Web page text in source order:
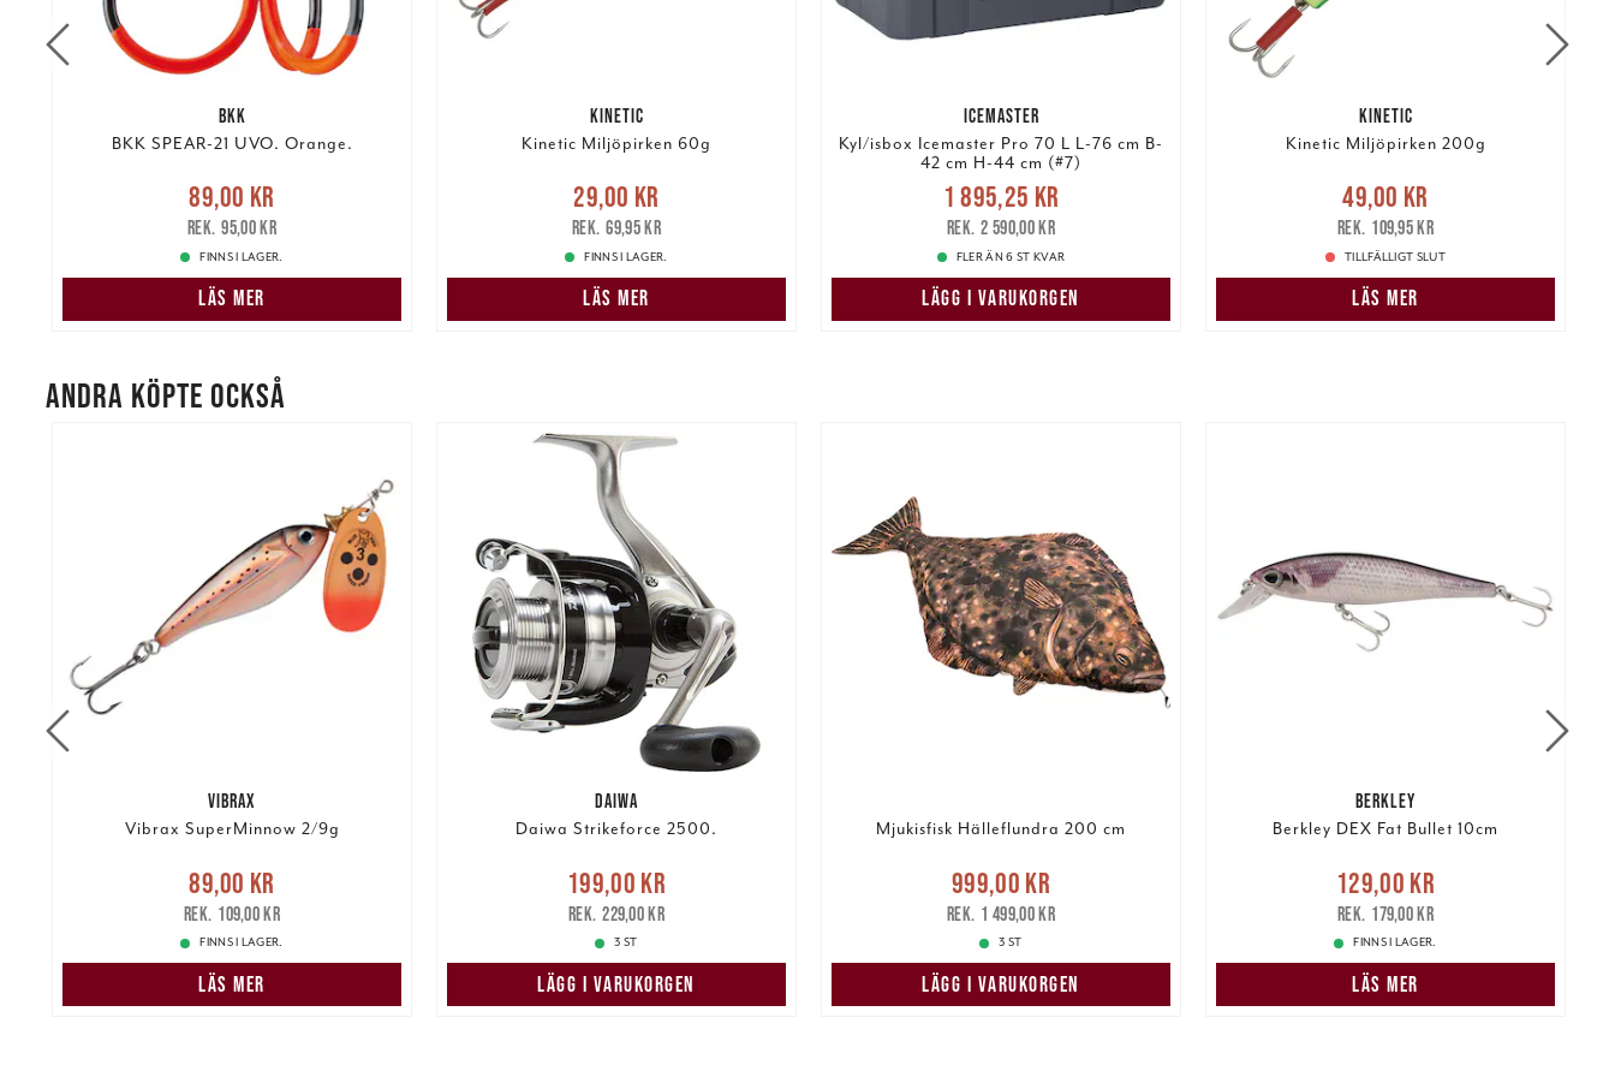
BKK
BKK SPEAR-21 UVO. Orange.
Nuvarande pris:89,00 kr
pris:95,00 kr
89,00 kr
95,00 kr
FINNS I LAGER.
LÄS MER
KINETIC
Kinetic Miljöpirken 60g
Nuvarande pris:29,00 kr
pris:69,95 kr
29,00 kr
69,95 kr
FINNS I LAGER.
LÄS MER
ICEMASTER
Kyl/isbox Icemaster Pro 70 L L-76 cm B-
42 cm H-44 cm (#7)
Nuvarande pris:
1 895,25 krTidigare pris
2 590,00 kr
1 895,25 kr
2 590,00 kr
FLER ÄN 6 ST KVAR
LÄGG I VARUKORGEN
KINETIC
Kinetic Miljöpirken 200g
Nuvarande pris:49,00 kr
pris:109,95 kr
49,00 kr
109,95 kr
TILLFÄLLIGT SLUT
LÄS MER
ANDRA KÖPTE OCKSÅ
VIBRAX
Vibrax SuperMinnow 2/9g
Nuvarande pris :89,00 kr
pris: 109,00 kr
89,00 kr
109,00 kr
FINNS I LAGER.
LÄS MER
DAIWA
Daiwa Strikeforce 2500.
Nuvarande pris
Tidigare pris
199,00 kr
229,00 kr
3 ST
LÄGG I VARUKORGEN
Mjukisfisk Hälleflundra 200 cm
Nuvarande pris
999,00 krTidigare pris
1 499,00 kr
999,00 kr
1 499,00 kr
3 ST
LÄGG I VARUKORGEN
BERKLEY
Berkley DEX Fat Bullet 10cm
Nuvarande pris
Tidigare pris
129,00 kr
179,00 kr
FINNS I LAGER.
LÄS MER